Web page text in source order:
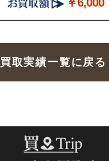
￥6,000
買取実績一覧に戻る